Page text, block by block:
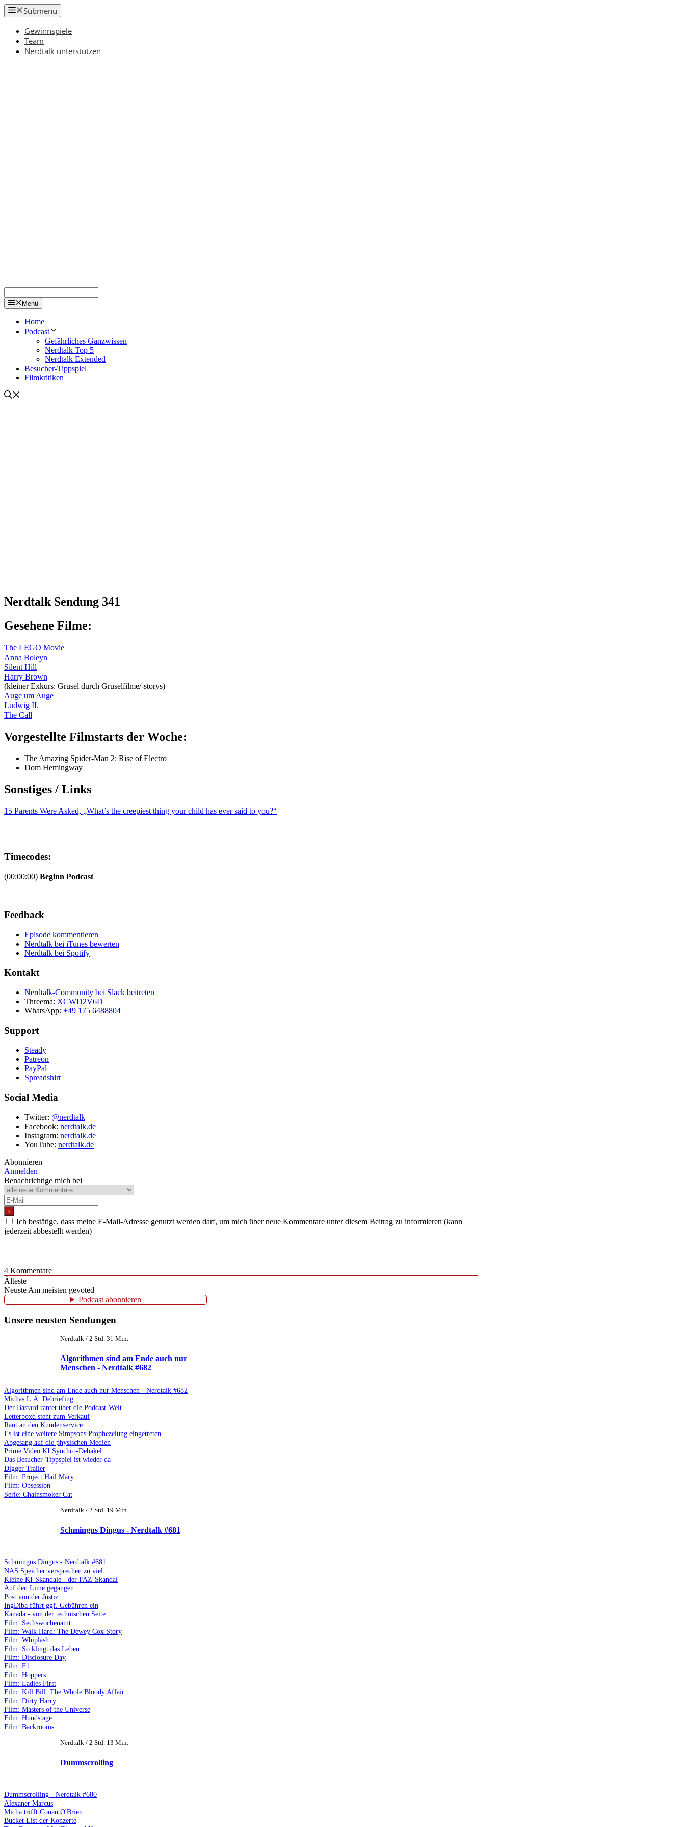
Zum
Inhalt
springen
Submenü
Gewinnspiele
Team
Nerdtalk unterstützen
Menü
Home
Podcast
Gefährliches Ganzwissen
Nerdtalk Top 5
Nerdtalk Extended
Besucher-Tippspiel
Filmkritiken
Nerdtalk Sendung 341
Gesehene Filme:
The LEGO Movie
Anna Boleyn
Silent Hill
Harry Brown
(kleiner Exkurs: Grusel durch Gruselfilme/-storys)
Auge um Auge
Ludwig II.
The Call
Vorgestellte Filmstarts der Woche:
The Amazing Spider-Man 2: Rise of Electro
Dom Hemingway
Sonstiges / Links
15 Parents Were Asked, „What’s the creepiest thing your child has ever said to you?“
Timecodes:
(00:00:00) Beginn Podcast
Feedback
Episode kommentieren
Nerdtalk bei iTunes bewerten
Nerdtalk bei Spotify
Kontakt
Nerdtalk-Community bei Slack beitreten
Threema: XCWD2V6D
WhatsApp: +49 175 6488804
Support
Steady
Patreon
PayPal
Spreadshirt
Social Media
Twitter: @nerdtalk
Facebook: nerdtalk.de
Instagram: nerdtalk.de
YouTube: nerdtalk.de
Abonnieren
Anmelden
Benachrichtige mich bei
Ich bestätige, dass meine E-Mail-Adresse genutzt werden darf, um mich über neue Kommentare unter diesem Beitrag zu informieren (kann
jederzeit abbestellt werden)
4 Kommentare
Älteste
Neuste Am meisten gevoted
Podcast abonnieren
Unsere neusten Sendungen
Nerdtalk / 2 Std. 31 Min.
Algorithmen sind am Ende auch nur
Menschen - Nerdtalk #682
Algorithmen sind am Ende auch nur Menschen - Nerdtalk #682
Michas L.A. Debriefing
Der Bastard rantet über die Podcast-Welt
Letterboxd steht zum Verkauf
Rant an den Kundenservice
Es ist eine weitere Simpsons Prophezeiung eingetreten
Abgesang auf die physischen Medien
Prime Video KI Synchro-Debakel
Das Besucher-Tippspiel ist wieder da
Digger Trailer
Film: Project Hail Mary
Film: Obsession
Serie: Chainsmoker Cat
Nerdtalk / 2 Std. 19 Min.
Schmingus Dingus - Nerdtalk #681
Schmingus Dingus - Nerdtalk #681
NAS Speicher versprechen zu viel
Kleine KI-Skandale - der FAZ-Skandal
Auf den Lime gegangen
Post von der Justiz
IngDiba führt ggf. Gebühren ein
Kanada - von der technischen Seite
Film: Sechswochenamt
Film: Walk Hard: The Dewey Cox Story
Film: Whiplash
Film: So klingt das Leben
Film: Disclosure Day
Film: F1
Film: Hoppers
Film: Ladies First
Film: Kill Bill: The Whole Bloody Affair
Film: Dirty Harry
Film: Masters of the Universe
Film: Hundstage
Film: Backrooms
Nerdtalk / 2 Std. 13 Min.
Dummscrolling
Dummscrolling - Nerdtalk #680
Alexaner Marcus
Micha trifft Conan O'Brien
Bucket List der Konzerte